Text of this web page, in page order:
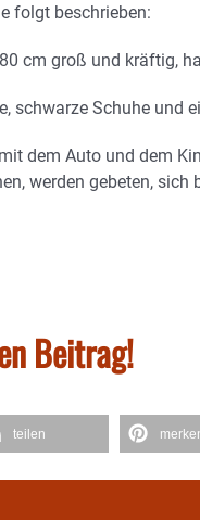
folgt beschrieben:
cm groß und kräftig,
schwarze Schuhe
dem Auto und dem
werden gebeten,
Beitrag!
teilen